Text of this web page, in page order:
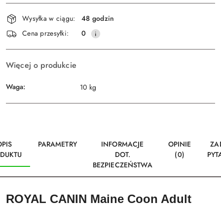
Wyślij
Dostępność
i
dostawa
Wysyłka w ciągu:
48 godzin
Cena przesyłki:
0
Więcej o produkcie
Waga: 10 kg
PARAMETRY
INFORMACJE
DOT.
BEZPIECZEŃSTWA
OPINIE
(0)
ROYAL CANIN Maine Coon Adult